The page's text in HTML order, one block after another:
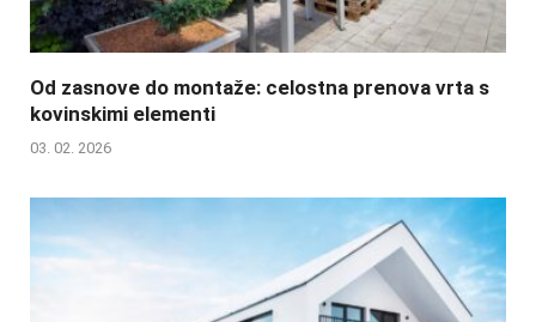
Od zasnove do montaže: celostna prenova vrta s
kovinskimi elementi
03. 02. 2026